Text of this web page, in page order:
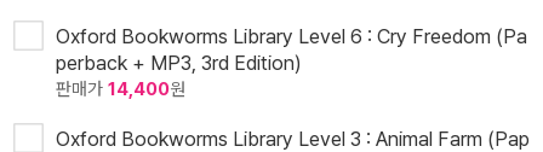
Oxford Bookworms Library Level 6 : Cry Freedom (Pa
perback + MP3, 3rd Edition)
판매가 14,400원
Oxford Bookworms Library Level 3 : Animal Farm (Pap